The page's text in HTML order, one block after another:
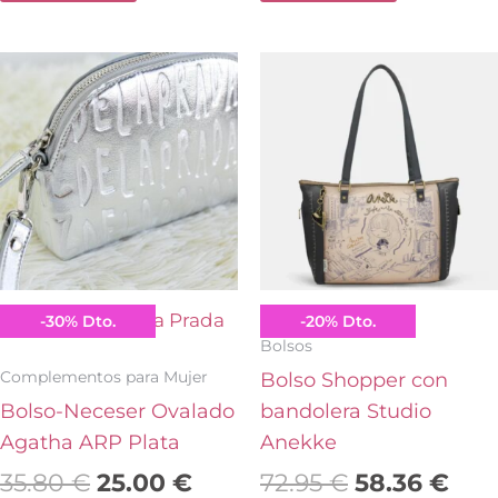
-30% Dto.
Agatha Ruiz de la Prada
Complementos para Mujer
Bolso-Neceser Ovalado
Agatha ARP Plata
35.80€
El
precio
original
era:
35.80 €.
25.00 €
El
precio
actual
es:
25.00 €.
-20% Dto.
Anekke
Bolsos
Bolso Shopper con
bandolera Studio
Anekke
72.95€
El
precio
original
era:
72.95 €.
58.36 €